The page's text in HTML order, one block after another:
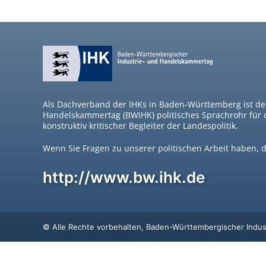
Als Dachverband der IHKs in Baden-Württemberg ist
Handelskammertag (BWIHK) politisches Sprachrohr
konstruktiv kritischer Begleiter der Landespolitik.
Wenn Sie Fragen zu unserer politischen Arbeit
http://www.bw.ihk.de
© Alle Rechte vorbehalten, Baden-Württembergischer